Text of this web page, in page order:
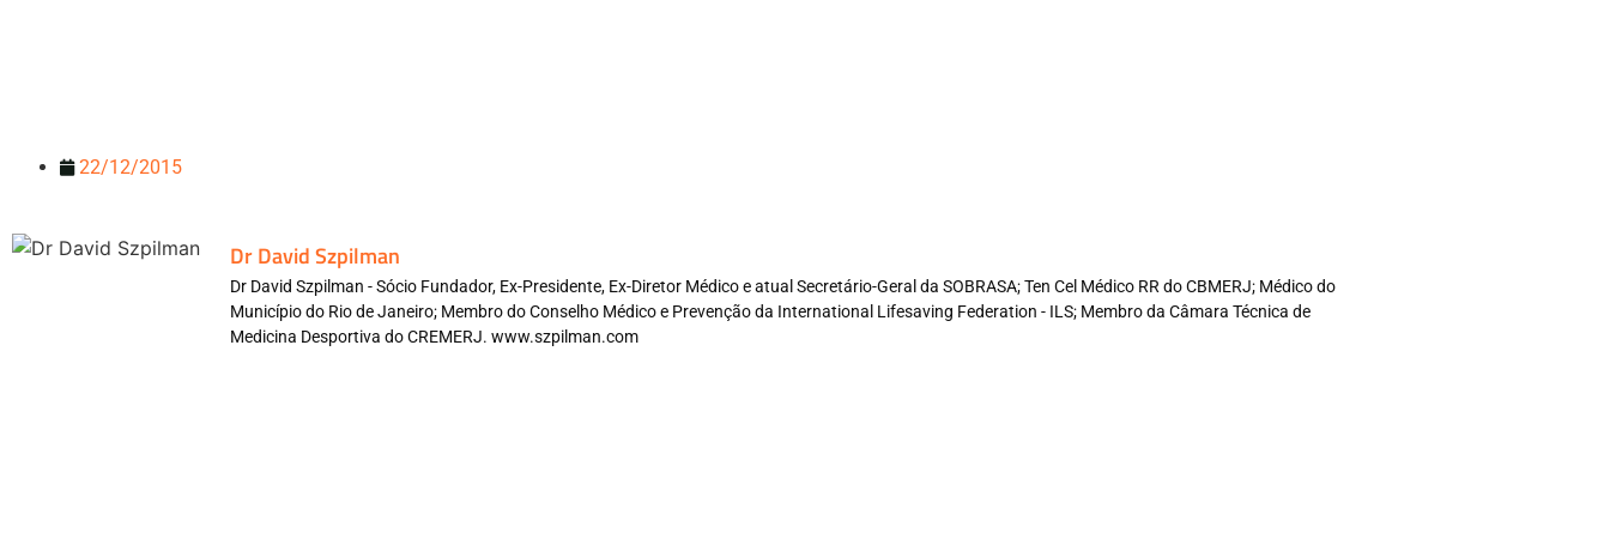
22/12/2015
Dr David Szpilman
Dr David Szpilman - Sócio Fundador, Ex-Presidente, Ex-Diretor Médico e atual Secretário-Geral da SOBRASA; Ten Cel Médico RR do CBMERJ; Médico do
Município do Rio de Janeiro; Membro do Conselho Médico e Prevenção da International Lifesaving Federation - ILS; Membro da Câmara Técnica de
Medicina Desportiva do CREMERJ. www.szpilman.com